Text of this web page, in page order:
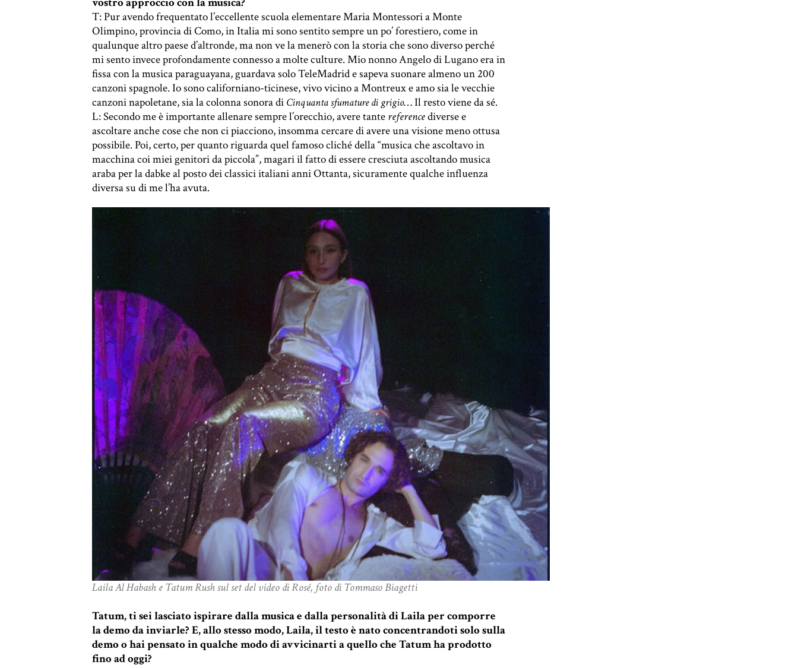
T:Pur avendo frequentato l’eccellente scuola elementare Maria Montessori a Monte
Olimpino, provincia di Como, in Italia mi sono sentito sempre un po’ forestiero, come in
qualunque altro paese d’altronde, ma non ve la menerò con la storia che sono diverso perché
mi sento invece profondamente connesso a molte culture. Mio nonno Angelo di Lugano era in
fissa con la musica paraguayana, guardava solo TeleMadrid e sapeva suonare almeno un 200
canzoni spagnole. Io sono californiano-ticinese, vivo vicino a Montreux e amo sia le vecchie
canzoni napoletane, sia la colonna sonora di Cinquanta sfumature di grigio… Il resto viene da sé.
L: Secondo me è importante allenare sempre l’orecchio, avere tante referencediverse e
ascoltare anche cose che non ci piacciono, insomma cercare di avere una visione meno ottusa
possibile. Poi, certo, per quanto riguarda quel famoso cliché della “musica che ascoltavo in
macchina coi miei genitori da piccola”, magari il fatto di essere cresciuta ascoltando musica
araba per la dabke al posto dei classici italiani anni Ottanta, sicuramente qualche influenza
diversa su di me l’ha avuta.
Laila Al Habash e Tatum Rush sul set del video di Rosé, foto di Tommaso Biagetti
Tatum, ti sei lasciato ispirare dalla musica e dalla personalità di Laila per comporre
la demo da inviarle? E, allo stesso modo, Laila, il testo è nato concentrandoti solo sulla
demo o hai pensato in qualche modo di avvicinarti a quello che Tatum ha prodotto
fino ad oggi?